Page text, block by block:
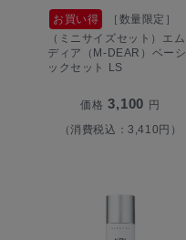
お買い得
［数量限定］
（ミニサイズセット）エム
ディア（M-DEAR）ベーシ
ックセット LS
価格 3,100 円
（消費税込：3,410円）